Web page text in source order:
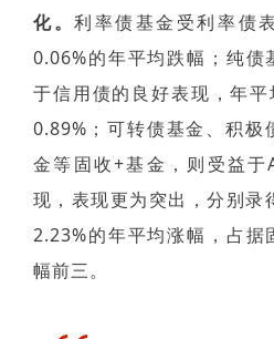
化。利率债基金受利率债
0.06%的年平均跌幅；纯债
于信用债的良好表现，年
0.89%；可转债基金、积极
金等固收+基金，则受益
现，表现更为突出，分别录
2.23%的年平均涨幅，占据
幅前三。